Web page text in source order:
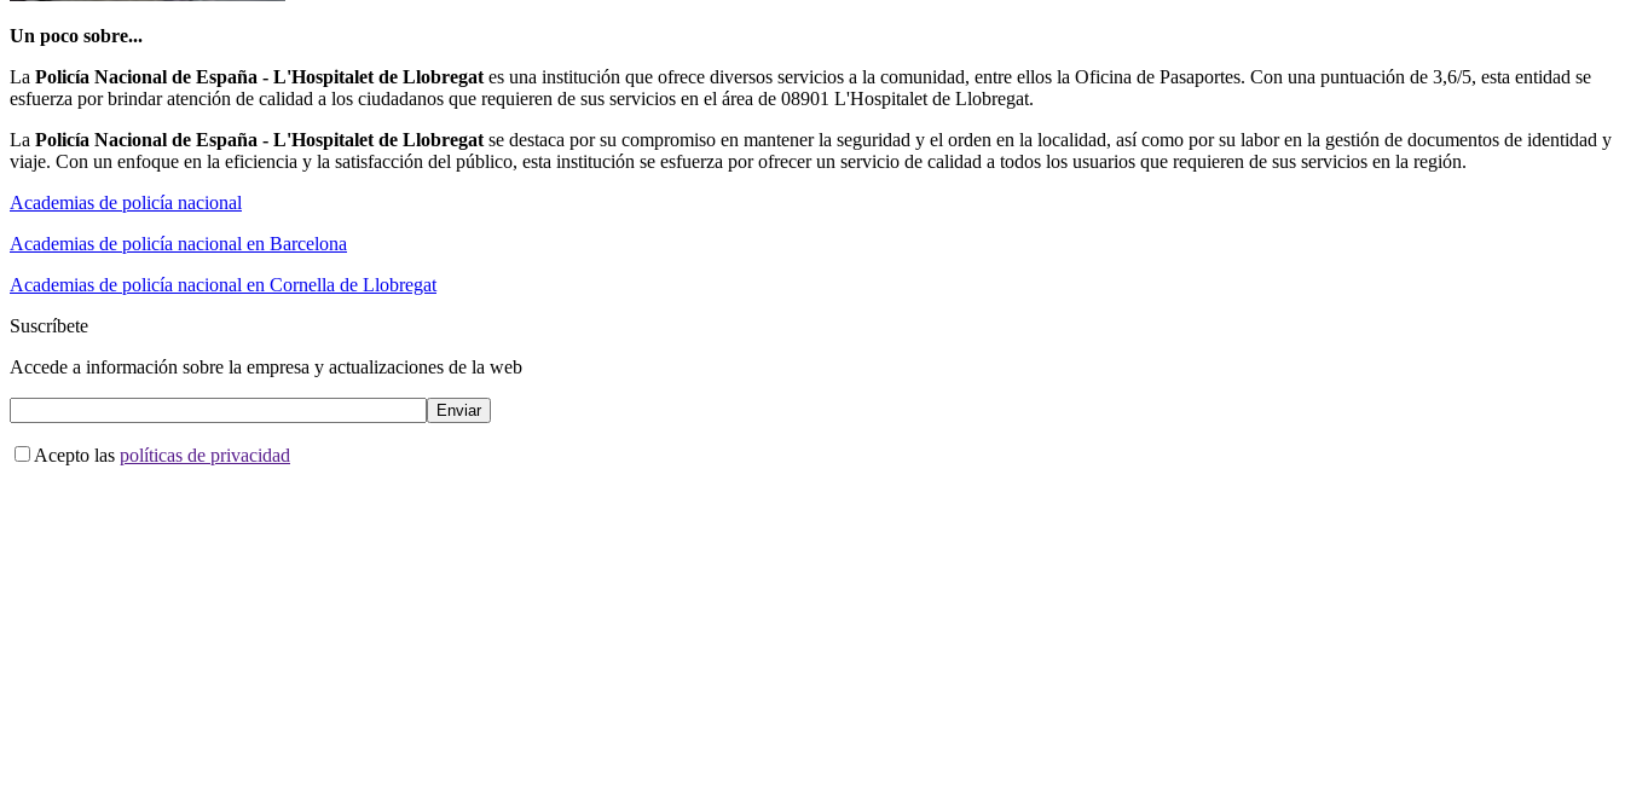
Un poco sobre...
La Policía Nacional de España - L'Hospitalet de Llobregat es una institución que ofrece diversos servicios a la comunidad, entre ellos la Oficina de Pasaportes. Con una puntuación de 3,6/5, esta entidad se
esfuerza por brindar atención de calidad a los ciudadanos que requieren de sus servicios en el área de 08901 L'Hospitalet de Llobregat.
La Policía Nacional de España - L'Hospitalet de Llobregat se destaca por su compromiso en mantener la seguridad y el orden en la localidad, así como por su labor en la gestión de documentos de identidad y
viaje. Con un enfoque en la eficiencia y la satisfacción del público, esta institución se esfuerza por ofrecer un servicio de calidad a todos los usuarios que requieren de sus servicios en la región.
Academias de policía nacional
Academias de policía nacional en Barcelona
Academias de policía nacional en Cornella de Llobregat
Suscríbete
Accede a información sobre la empresa y actualizaciones de la web
Acepto las políticas de privacidad